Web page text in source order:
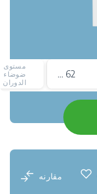
62 ديسيبل
مستوى
ضوضاء
الدوران
مقارنه